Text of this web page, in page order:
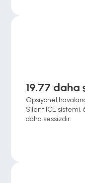
19.77 daha
Opsiyonel
Silent ICE sistemi,
daha sessizdir.